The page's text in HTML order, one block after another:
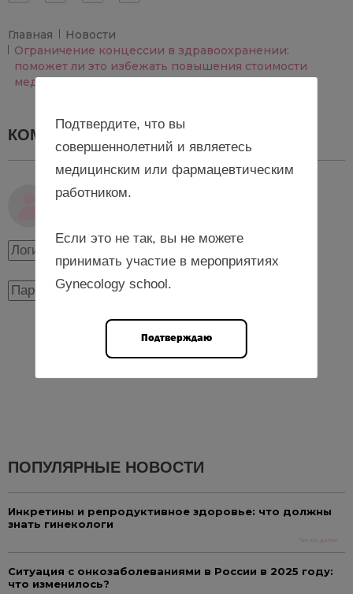
Главная
Новости
Ограничение концессии в здравоохранении:
поможет ли это избежать повышения стоимости
медицинских услуг?
КОММЕНТАРИИ 0
Авторизоваться
ПОПУЛЯРНЫЕ НОВОСТИ
Инкретины и репродуктивное здоровье: что должны
знать гинекологи
Читать далее
Ситуация с онкозаболеваниями в России в 2025 году:
что изменилось?
Подтвердите, что вы
совершеннолетний и являетесь
медицинским или фармацевтическим
работником.
Если это не так, вы не можете
принимать участие в мероприятиях
Gynecology school.
Подтверждаю